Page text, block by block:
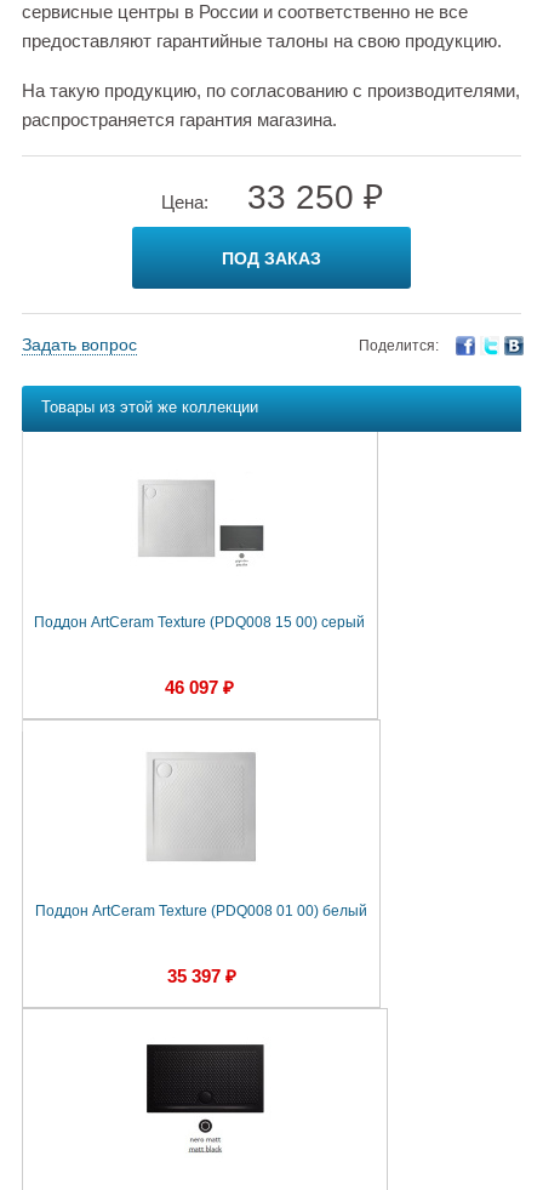
сервисные центры в России и соответственно не все
предоставляют гарантийные талоны на свою продукцию.
На такую продукцию, по согласованию с производителями,
распространяется гарантия магазина.
Цена: 33 250 ₽
ПОД ЗАКАЗ
Задать вопрос Поделится:
Товары из этой же коллекции
Поддон ArtCeram Texture (PDQ008 15 00) серый
46 097 ₽
Поддон ArtCeram Texture (PDQ008 01 00) белый
35 397 ₽